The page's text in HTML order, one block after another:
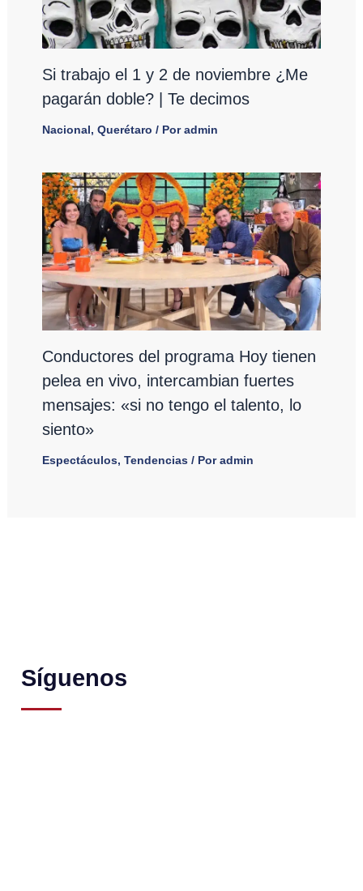
Si trabajo el 1 y 2 de noviembre ¿Me
pagarán doble? | Te decimos
Nacional, Querétaro / Poradmin
Conductores del programa Hoy tienen
pelea en vivo, intercambian fuertes
mensajes: «si no tengo el talento, lo
siento»
Espectáculos, Tendencias/ Poradmin
Síguenos